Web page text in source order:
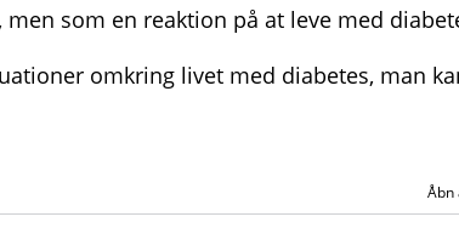
som en reaktion på at leve med
omkring livet med diabetes, man
Åbn